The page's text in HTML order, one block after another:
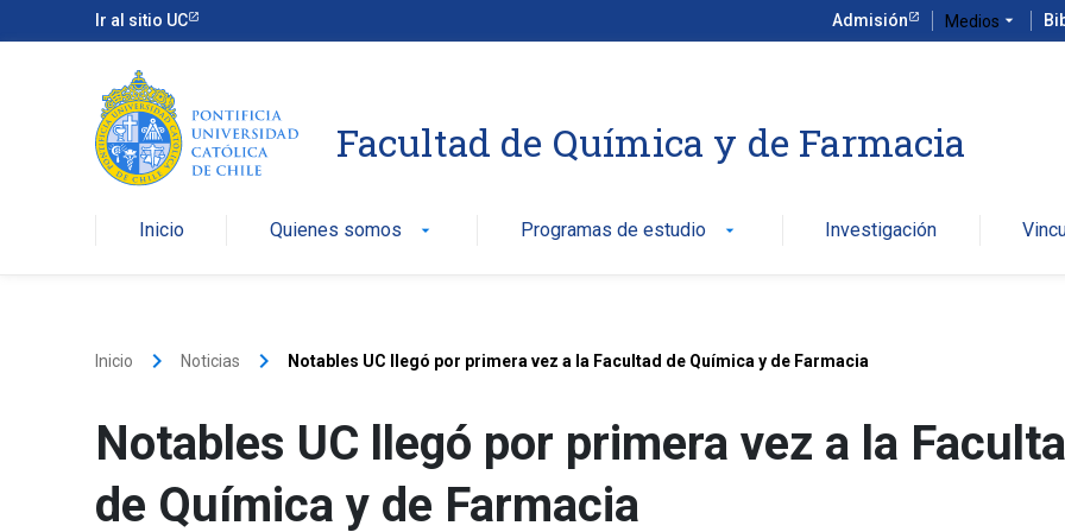
Ir al sitio UC Admisión Medios arrow_drop_down
Facultad de Química y de Farmacia
Inicio Quienes somos arrow_drop_down Programas de estudio arrow_drop_down Investigación
Inicio keyboard_arrow_right Noticias keyboard_arrow_right Notables UC llegó por primera vez a la Facultad de Química y de Farmacia
Notables UC llegó por primera vez a la
de Química y de Farmacia